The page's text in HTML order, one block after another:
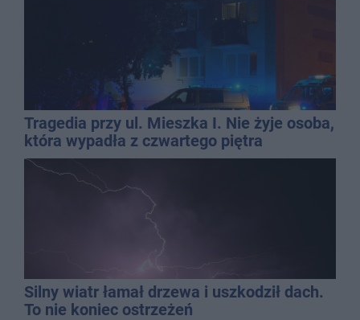
Tragedia przy ul. Mieszka I. Nie żyje osoba,
która wypadła z czwartego piętra
Silny wiatr łamał drzewa i uszkodził dach.
To nie koniec ostrzeżeń